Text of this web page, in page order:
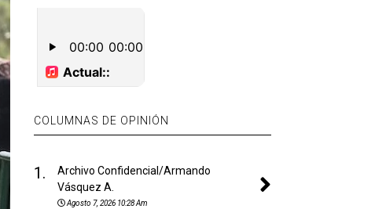
COLUMNAS DE OPINIÓN
1.
Archivo Confidencial/Armando
Vásquez A.
Agosto 7, 2026 10:28 Am